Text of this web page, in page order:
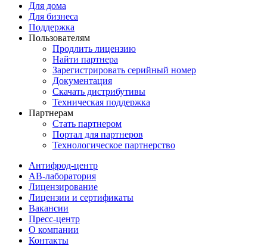
Для дома
Для бизнеса
Поддержка
Пользователям
Продлить лицензию
Найти партнера
Зарегистрировать серийный номер
Документация
Скачать дистрибутивы
Техническая поддержка
Партнерам
Стать партнером
Портал для партнеров
Технологическое партнерство
Антифрод-центр
АВ-лаборатория
Лицензирование
Лицензии и сертификаты
Вакансии
Пресс-центр
О компании
Контакты